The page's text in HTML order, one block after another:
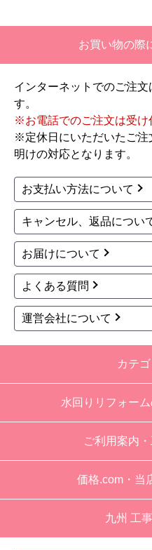
お買い物の際
インターネットでのご注
す。
※お電話でのご注文は受け
※定休日にいただいたご注
明けの対応となります。
お支払い方法について
キャンセル、返品につい
お届けについて
よくある質問
運営会社について
カテ
水回りリフォー
ご利用案内
価格.com・当
九州 工